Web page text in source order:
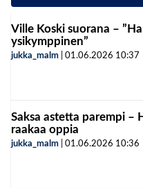
Ville Koski suorana –
ysikymppinen”
jukka_malm 01.06.2026 10:37
Saksa astetta parempi –
raakaa oppia
jukka_malm 01.06.2026 10:36